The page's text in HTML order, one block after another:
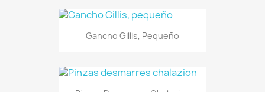
Gancho Gillis, Pequeño